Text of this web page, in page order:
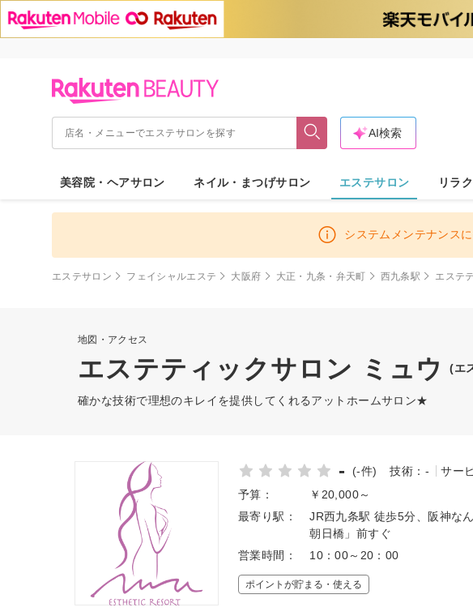
AI検索
美容院・ヘアサロン ネイル・まつげサロン エステサロン リラ
システムメンテナンス
エステサロン フェイシャルエステ 大阪府 大正・九条・弁天町 西九条駅 エステ
地図・アクセス
エステティックサロン ミュウ (エ
確かな技術で理想のキレイを提供してくれるアットホームサロン★
- (-件) 技術：- サー
予算：
￥20,000～
最寄り駅：
JR西九条駅 徒歩5分、阪神な
朝日橋」前すぐ
営業時間：
10：00～20：00
ポイントが貯まる・使える